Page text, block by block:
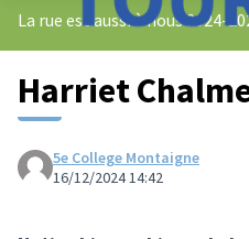
La rue est aussi à nous 2024-
Harriet
5e College Montaigne
16/12/2024 14:42